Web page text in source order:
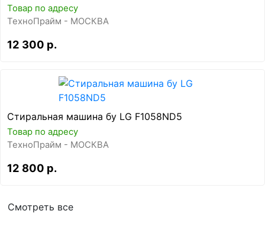
Товар по адресу
ТехноПрайм - МОСКВА
12 300 р.
Стиральная машина бу LG F1058ND5
Товар по адресу
ТехноПрайм - МОСКВА
12 800 р.
Смотреть все